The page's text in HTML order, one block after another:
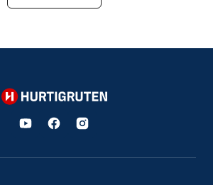
Hurtigruten